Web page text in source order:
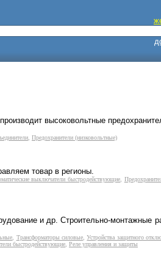
высоковольтные
, Предохранители (низковольтные)
товар в регионы.
выключатели быстродействующие,
и др. Строительно-монтажные
Трансформаторы силовые ,Устройства защитного
быстродействующие Реле управления и защиты